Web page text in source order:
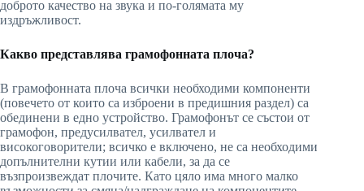
доброто качество на звука и по-голямата му
издръжливост.
Какво представлява грамофонната плоча?
В грамофонната плоча всички необходими компоненти
(повечето от които са изброени в предишния раздел) са
обединени в едно устройство. Грамофонът се състои от
грамофон, предусилвател, усилвател и
високоговорители; всичко е включено, не са необходими
допълнителни кутии или кабели, за да се
възпроизвеждат плочите. Като цяло има много малко